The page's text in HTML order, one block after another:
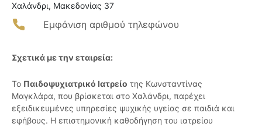
Χαλάνδρι, Μακεδονίας 37
Εμφάνιση αριθμού τηλεφώνου
Σχετικά με την εταιρεία:
Το Παιδοψυχιατρικό Ιατρείο της Κωνσταντίνας
Μαγκλάρα, που βρίσκεται στο Χαλάνδρι, παρέχει
εξειδικευμένες υπηρεσίες ψυχικής υγείας σε παιδιά και
εφήβους. Η επιστημονική καθοδήγηση του ιατρείου